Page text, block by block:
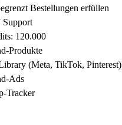
Bestellungen erfüllen
Support
120.000
Produkte
(Meta, TikTok, Pinterest)
Ads
Tracker